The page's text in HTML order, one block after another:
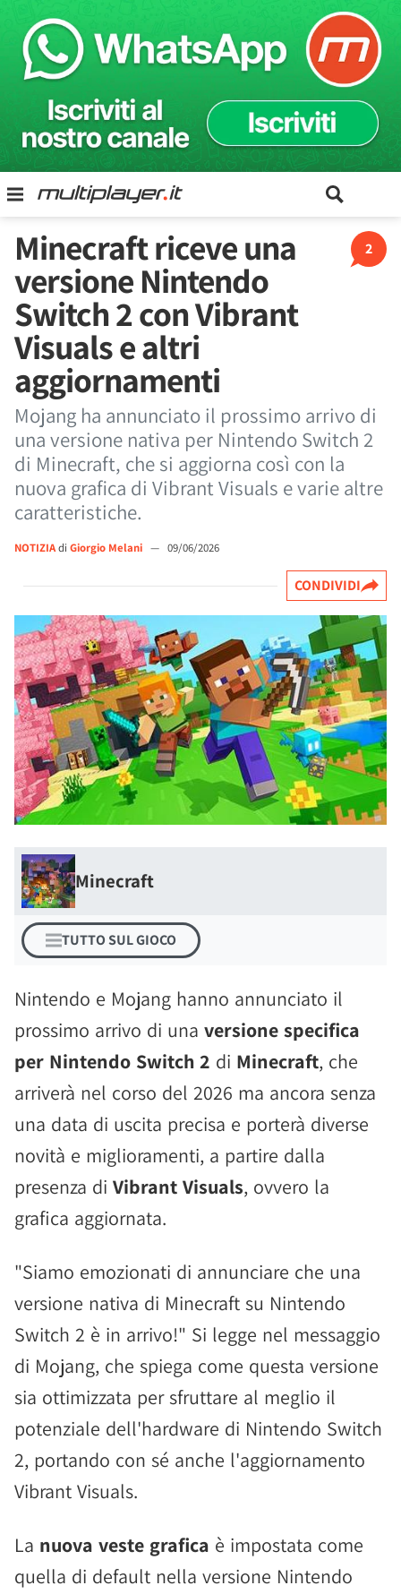
2
Minecraft riceve una
versione Nintendo
Switch 2 con Vibrant
Visuals e altri
aggiornamenti
Mojang ha annunciato il prossimo arrivo di
una versione nativa per Nintendo Switch 2
di Minecraft, che si aggiorna così con la
nuova grafica di Vibrant Visuals e varie altre
caratteristiche.
NOTIZIAdi Giorgio Melani — 09/06/2026
CONDIVIDI
Minecraft
TUTTO SUL GIOCO
Nintendo e Mojang hanno annunciato il
prossimo arrivo di una versione specifica
per Nintendo Switch 2 di Minecraft, che
arriverà nel corso del 2026 ma ancora senza
una data di uscita precisa e porterà diverse
novità e miglioramenti, a partire dalla
presenza di Vibrant Visuals, ovvero la
grafica aggiornata.
"Siamo emozionati di annunciare che una
versione nativa di Minecraft su Nintendo
Switch 2 è in arrivo!" Si legge nel messaggio
di Mojang, che spiega come questa versione
sia ottimizzata per sfruttare al meglio il
potenziale dell'hardware di Nintendo Switch
2, portando con sé anche l'aggiornamento
Vibrant Visuals.
La nuova veste grafica è impostata come
quella di default nella versione Nintendo